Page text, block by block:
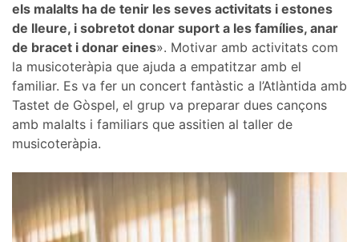
els malalts ha de tenir les seves activitats i estones
de lleure, i sobretot donar suport a les famílies, anar
de bracet i donar eines». Motivar amb activitats com
la musicoteràpia que ajuda a empatitzar amb el
familiar. Es va fer un concert fantàstic a l’Atlàntida amb
Tastet de Gòspel, el grup va preparar dues cançons
amb malalts i familiars que assitien al taller de
musicoteràpia.